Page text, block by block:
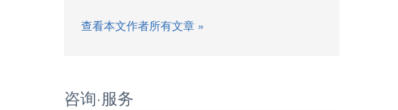
查看本文作者所有文章 »
咨询·服务